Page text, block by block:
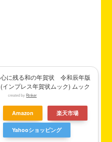
心に残る和の年賀状 令和辰年版
(インプレス年賀状ムック) ムック
created byRinker
Amazon 楽天市場
Yahooショッピング